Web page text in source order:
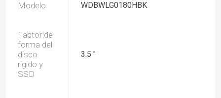
Modelo WDBWLG0180HBK
Factor de
forma del
disco
rígido y
SSD
3.5 "